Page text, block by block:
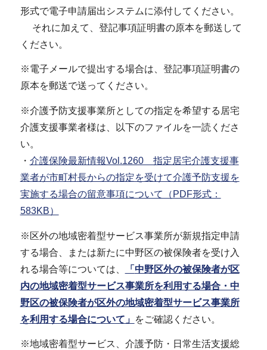
形式で電子申請届出システムに添付してください。
それに加えて、登記事項証明書の原本を郵送して
ください。
※電子メールで提出する場合は、登記事項証明書の
原本を郵送で送ってください。
※介護予防支援事業所としての指定を希望する居宅
介護支援事業者様は、以下のファイルを一読くださ
い。
・ 介護保険最新情報Vol.1260 指定居宅介護支援事
業者が市町村長からの指定を受けて介護予防支援を
実施する場合の留意事項について（PDF形式：
583KB）
※区外の地域密着型サービス事業所が新規指定申請
する場合、または新たに中野区の被保険者を受け入
れる場合等については、
「 中野区外の被保険者が区
内の地域密着型サービス事業所を利用する場合・中
野区の被保険者が区外の地域密着型サービス事業所
を利用する場合について」 をご確認ください。
※地域密着型サービス、介護予防・日常生活支援総